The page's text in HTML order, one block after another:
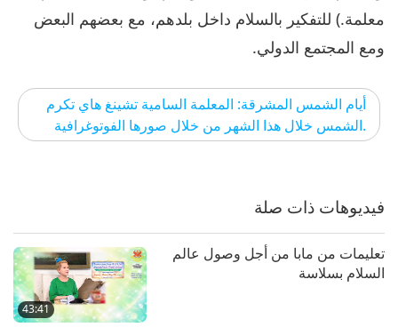
معلمة.) للتفكير بالسلام داخل بلدهم، مع بعضهم البعض
ومع المجتمع الدولي.
أيام الشمس المشرقة: المعلمة السامية تشينغ هاي تكرم
الشمس خلال هذا الشهر من خلال صورها الفوتوغرافية.
فيديوهات ذات صلة
43:41
تعليمات من مابا من أجل وصول عالم
السلام بسلاسة